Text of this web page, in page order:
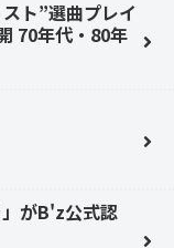
ト”選曲プレイ
70年代・80年
」がB'z公式認